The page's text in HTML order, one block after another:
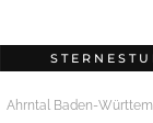
Ahrntal Baden-